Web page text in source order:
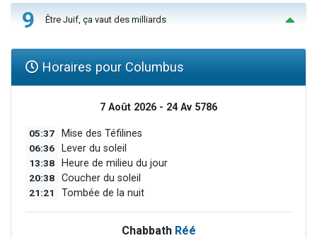
9 Être Juif, ça vaut des milliards
Horaires pour Columbus
7 Août 2026 - 24 Av 5786
05:37 Mise des Téfilines
06:36 Lever du soleil
13:38 Heure de milieu du jour
20:38 Coucher du soleil
21:21 Tombée de la nuit
Chabbath Réé